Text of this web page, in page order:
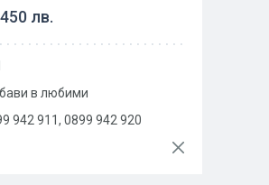
лв.
в любими
942 911, 0899 942 920